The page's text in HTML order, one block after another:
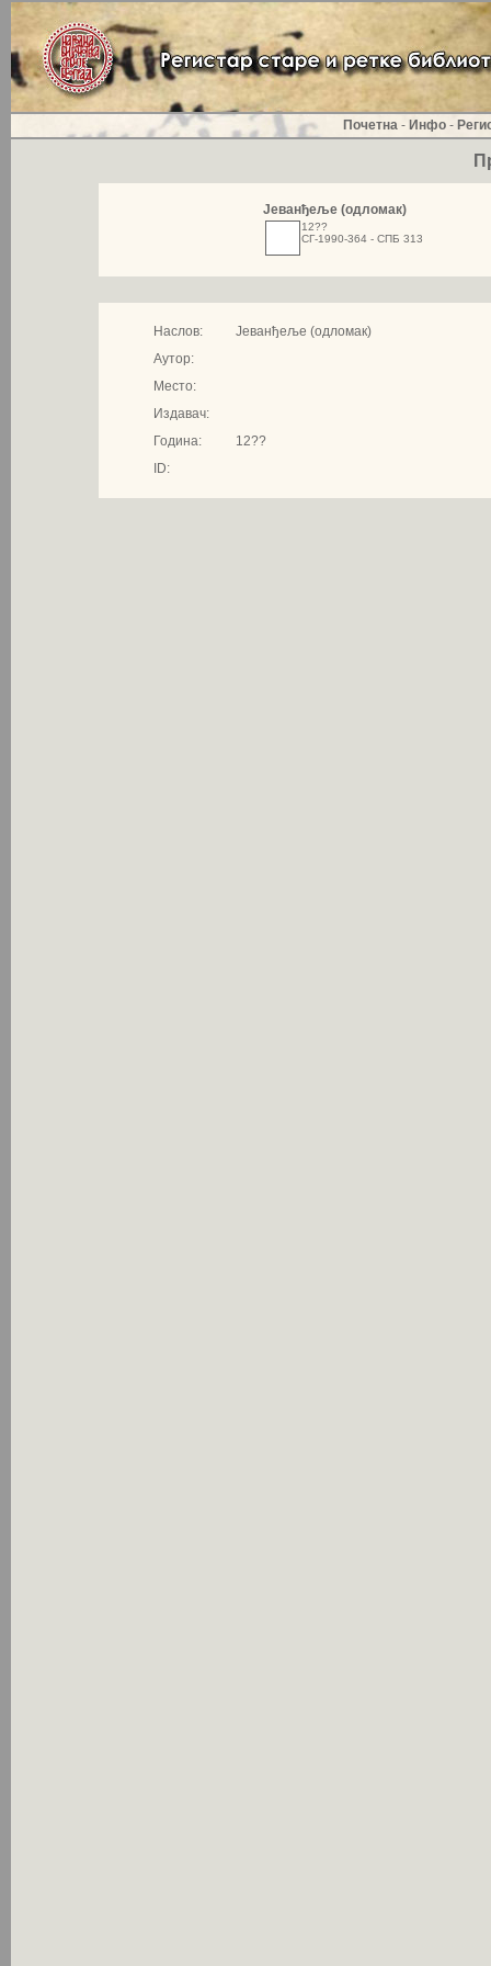
Почетна - Инфо -
Јеванђеље (одломак)
12??
СГ-1990-364 - СПБ 313
Наслов:
Јеванђеље (одломак)
Аутор:
Место:
Издавач:
Година:
12??
ID: